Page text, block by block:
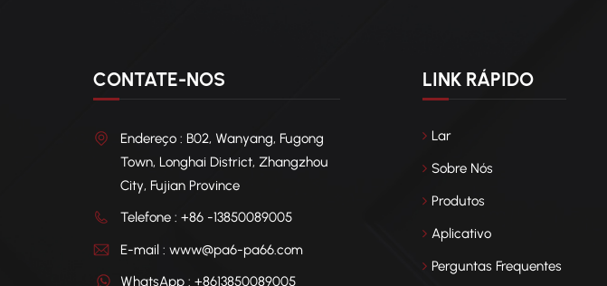
CONTATE-NOS
Endereço : B02, Wanyang, Fugong
Town, Longhai District, Zhangzhou
City, Fujian Province
Telefone : +86 -13850089005
E-mail : www@pa6-pa66.com
WhatsApp : +8613850089005
LINK RÁPIDO
Lar
Sobre Nós
Produtos
Aplicativo
Perguntas Frequentes